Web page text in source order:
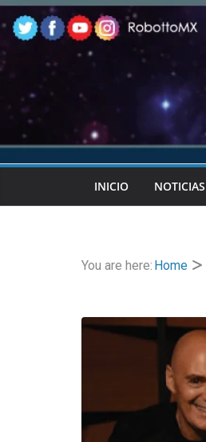
Skip
to
content
INICIO NOTICIAS
You are here: Home